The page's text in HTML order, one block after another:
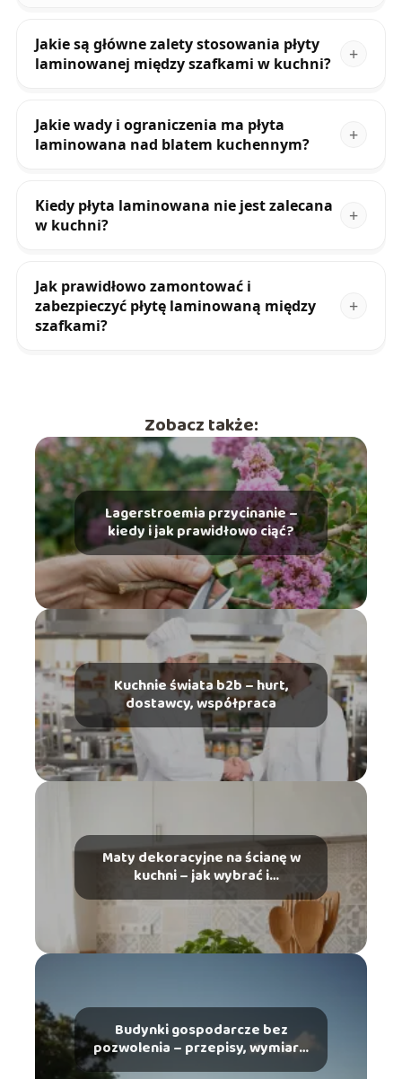
Jakie są główne zalety stosowania płyty
laminowanej między szafkami w kuchni?
Jakie wady i ograniczenia ma płyta
laminowana nad blatem kuchennym?
Kiedy płyta laminowana nie jest zalecana
w kuchni?
Jak prawidłowo zamontować i
zabezpieczyć płytę laminowaną między
szafkami?
Zobacz także:
Lagerstroemia przycinanie –
kiedy i jak prawidłowo ciąć?
Kuchnie świata b2b – hurt,
dostawcy, współpraca
Maty dekoracyjne na ścianę w
kuchni – jak wybrać i
zamontować?
Budynki gospodarcze bez
pozwolenia – przepisy, wymiary,
wymagania